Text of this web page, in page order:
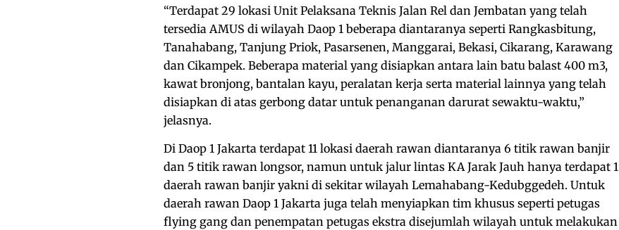
“Terdapat 29 lokasi Unit Pelaksana Teknis Jalan Rel dan Jembatan yang telah
tersedia AMUS di wilayah Daop 1 beberapa diantaranya seperti Rangkasbitung,
Tanahabang, Tanjung Priok, Pasarsenen, Manggarai, Bekasi, Cikarang, Karawang
dan Cikampek. Beberapa material yang disiapkan antara lain batu balast 400 m3,
kawat bronjong, bantalan kayu, peralatan kerja serta material lainnya yang telah
disiapkan di atas gerbong datar untuk penanganan darurat sewaktu-waktu,”
jelasnya.
Di Daop 1 Jakarta terdapat 11 lokasi daerah rawan diantaranya 6 titik rawan banjir
dan 5 titik rawan longsor, namun untuk jalur lintas KA Jarak Jauh hanya terdapat 1
daerah rawan banjir yakni di sekitar wilayah Lemahabang-Kedubggedeh. Untuk
daerah rawan Daop 1 Jakarta juga telah menyiapkan tim khusus seperti petugas
flying gang dan penempatan petugas ekstra disejumlah wilayah untuk melakukan